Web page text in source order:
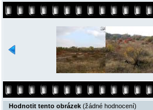
Hodnotit tento obrázek (žádné hodnocení)